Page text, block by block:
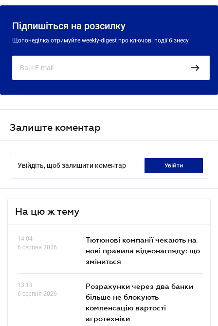
Підпишіться на розсилку
Щопонеділка отримуйте weekly-digest про ключові події бізнесу
Залиште коментар
Увійдіть, щоб залишити коментар увійти
На цю ж тему
14.04
6 серпня 2026
Тютюнові компанії чекають на
нові правила відеонагляду: що
зміниться
13.13
6 серпня 2026
Розрахунки через два банки
більше не блокують
компенсацію вартості
агротехніки